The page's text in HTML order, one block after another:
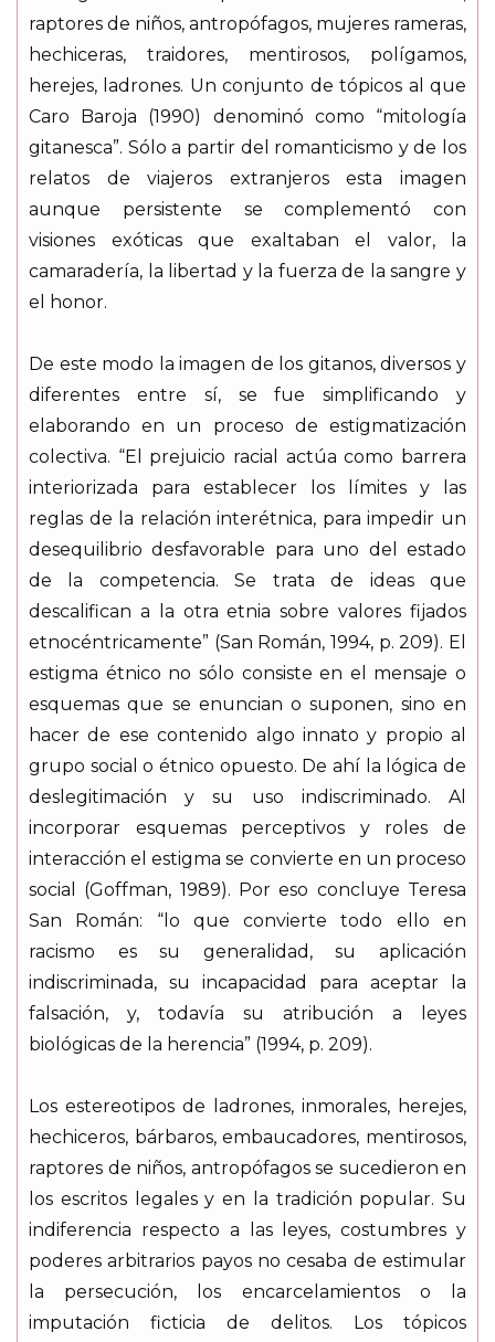
raptores de niños, antropófagos, mujeres rameras,
hechiceras, traidores, mentirosos, polígamos,
herejes, ladrones. Un conjunto de tópicos al que
Caro Baroja (1990) denominó como “mitología
gitanesca”. Sólo a partir del romanticismo y de los
relatos de viajeros extranjeros esta imagen
aunque persistente se complementó con
visiones exóticas que exaltaban el valor, la
camaradería, la libertad y la fuerza de la sangre y
el honor.
De este modo la imagen de los gitanos, diversos y
diferentes entre sí, se fue simplificando y
elaborando en un proceso de estigmatización
colectiva. “El prejuicio racial actúa como barrera
interiorizada para establecer los límites y las
reglas de la relación interétnica, para impedir un
desequilibrio desfavorable para uno del estado
de la competencia. Se trata de ideas que
descalifican a la otra etnia sobre valores fijados
etnocéntricamente” (San Román, 1994, p. 209). El
estigma étnico no sólo consiste en el mensaje o
esquemas que se enuncian o suponen, sino en
hacer de ese contenido algo innato y propio al
grupo social o étnico opuesto. De ahí la lógica de
deslegitimación y su uso indiscriminado. Al
incorporar esquemas perceptivos y roles de
interacción el estigma se convierte en un proceso
social (Goffman, 1989). Por eso concluye Teresa
San Román: “lo que convierte todo ello en
racismo es su generalidad, su aplicación
indiscriminada, su incapacidad para aceptar la
falsación, y, todavía su atribución a leyes
biológicas de la herencia” (1994, p. 209).
Los estereotipos de ladrones, inmorales, herejes,
hechiceros, bárbaros, embaucadores, mentirosos,
raptores de niños, antropófagos se sucedieron en
los escritos legales y en la tradición popular. Su
indiferencia respecto a las leyes, costumbres y
poderes arbitrarios payos no cesaba de estimular
la persecución, los encarcelamientos o la
imputación ficticia de delitos. Los tópicos